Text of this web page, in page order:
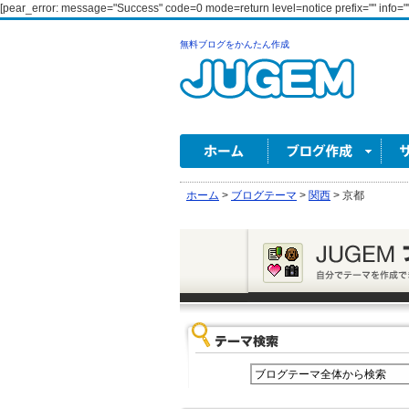
[pear_error: message="Success" code=0 mode=return level=notice prefix=""
無料ブログをかんたん作成
ホーム > ブログテーマ > 関西 > 京都